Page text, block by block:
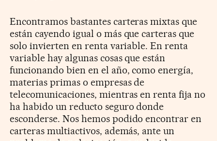
Encontramos bastantes carteras mixtas que
están cayendo igual o más que carteras que
solo invierten en renta variable. En renta
variable hay algunas cosas que están
funcionando bien en el año, como energía,
materias primas o empresas de
telecomunicaciones, mientras en renta fija no
ha habido un reducto seguro donde
esconderse. Nos hemos podido encontrar en
carteras multiactivos, además, ante un